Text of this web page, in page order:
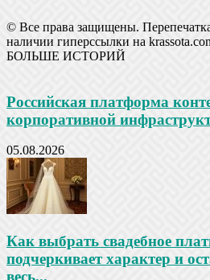
© Все права защищены.
наличии гиперссылки на
БОЛЬШЕ ИСТОРИЙ
Российская платформа
корпоративной
05.08.2026
Как выбрать свадебное
подчеркивает характер и
весь...